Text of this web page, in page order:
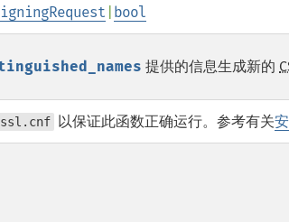
bool
提供的信息生成新的
以保证此函数正确运行。参考有关